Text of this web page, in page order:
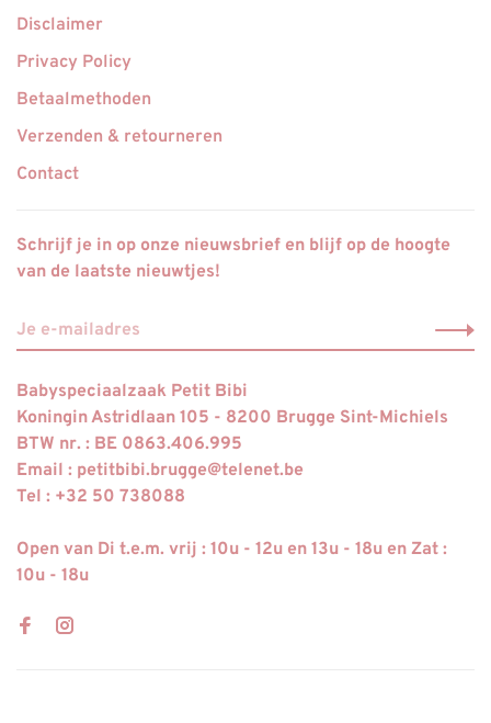
Disclaimer
Privacy Policy
Betaalmethoden
Verzenden & retourneren
Contact
Schrijf je in op onze nieuwsbrief en blijf op de hoogte
van de laatste nieuwtjes!
Babyspeciaalzaak Petit Bibi
Koningin Astridlaan 105 - 8200 Brugge Sint-Michiels
BTW nr. : BE 0863.406.995
Email : petitbibi.brugge@telenet.be
Tel : +32 50 738088
Open van Di t.e.m. vrij : 10u - 12u en 13u - 18u en Zat :
10u - 18u